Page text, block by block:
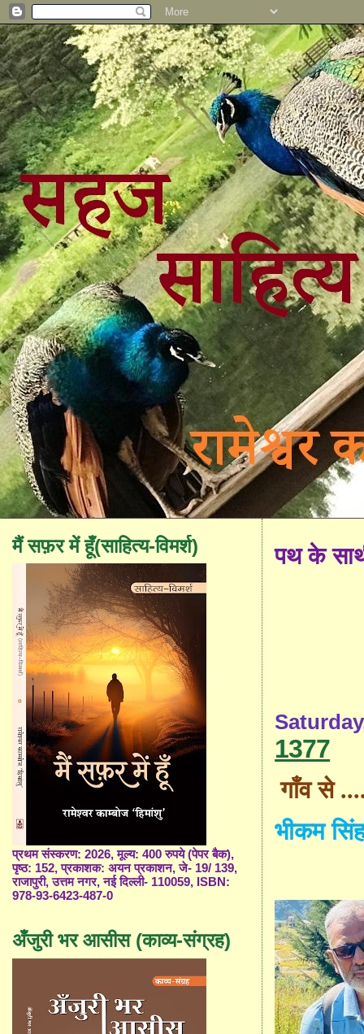
पथ के
1377
गाँव से
भीकम
मैं सफ़र में हूँ(साहित्य-विमर्श)
प्रथम संस्करण: 2026, मूल्य: 400 रुपये (पेपर बैक),
पृष्ठ: 152, प्रकाशक: अयन प्रकाशन, जे- 19/ 139,
राजापुरी, उत्तम नगर, नई दिल्ली- 110059, ISBN:
978-93-6423-487-0
अँजुरी भर आसीस (काव्य-संग्रह)